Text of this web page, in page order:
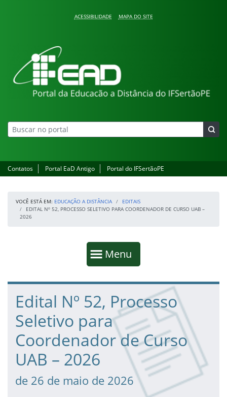
ACESSIBILIDADE MAPA DO SITE
Educação a Distância
Contatos Portal EaD Antigo Portal do IFSertãoPE
VOCÊ ESTÁ EM: EDUCAÇÃO A DISTÂNCIA
EDITAIS
EDITAL Nº 52, PROCESSO SELETIVO PARA COORDENADOR DE CURSO UAB –
2026
Mostrar
Menu
Fim da navegação
Início do conteúdo
Edital Nº 52, Processo
Seletivo para
Coordenador de Curso
UAB – 2026
de 26 de maio de 2026